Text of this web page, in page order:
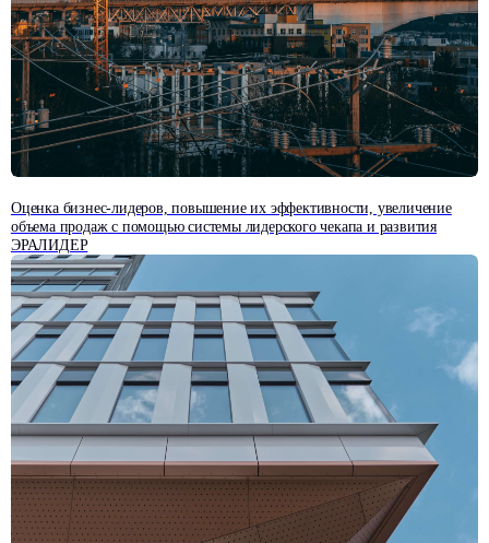
Оценка бизнес-лидеров, повышение их эффективности, увеличение
объема продаж с помощью системы лидерского чекапа и развития
ЭРАЛИДЕР
Все отзывы